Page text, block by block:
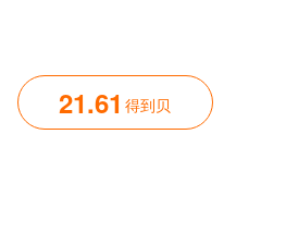
21.61 得到贝